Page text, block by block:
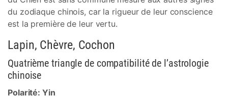
du zodiaque chinois, car la rigueur de leur conscience
est la première de leur vertu.
Lapin, Chèvre, Cochon
Quatrième triangle de compatibilité de l’astrologie
chinoise
Polarité: Yin